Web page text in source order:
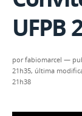
UFPB
porfabiomarcel —
21h35, última
21h38